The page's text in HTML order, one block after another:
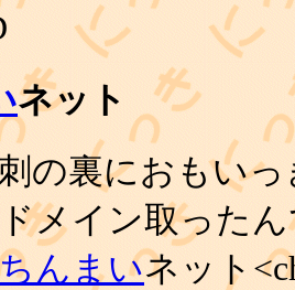
ネット
の裏におもい
メイン取った
ちんまいネット